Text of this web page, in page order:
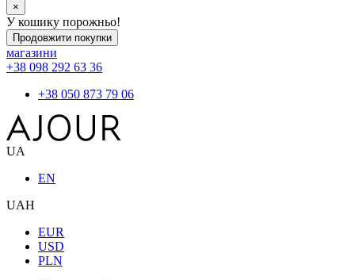
×
У кошику порожньо!
Продовжити покупки
магазини
+38 098 292 63 36
+38 050 873 79 06
UA
EN
UAH
EUR
USD
PLN